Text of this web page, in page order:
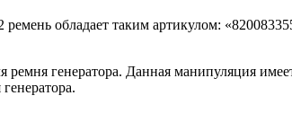
обладает таким артикулом:
генератора. Данная манипуляция